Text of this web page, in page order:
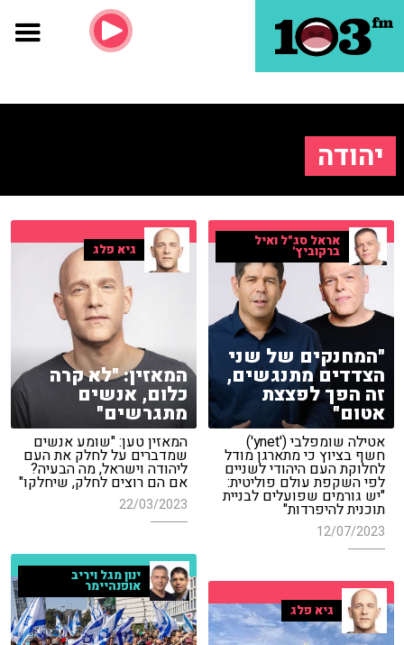
יהודה
אראל סג"ל ואיל
ברקוביץ'
"המחנקים של שני
הצדדים מתנגשים,
זה הפך לפצצת
אטום"
אטילה שומפלבי ('ynet')
חשף בציוץ כי מתארגן מודל
לחלוקת העם היהודי לשניים
לפי השקפת עולם פוליטית:
"יש גורמים שפועלים לבניית
תוכנית להיפרדות"
12/07/2023
גיא פלג
המאזין: "לא קרה
כלום, אנשים
מתגרשים"
המאזין טען: "שומע אנשים
שמדברים על לחלק את העם
ליהודה וישראל, מה הבעיה?
אם הם רוצים לחלק, שיחלקו"
22/03/2023
ינון מגל ויריב
אופנהיימר
גיא פלג